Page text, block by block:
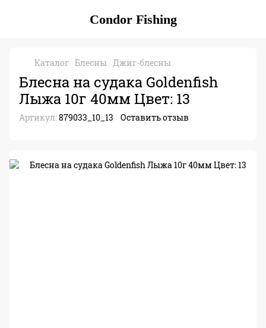
Condor Fishing
Каталог Блесны Джиг-блесны
Блесна на судака Goldenfish
Лыжа 10г 40мм Цвет: 13
Артикул:879033_10_13 Оставить отзыв